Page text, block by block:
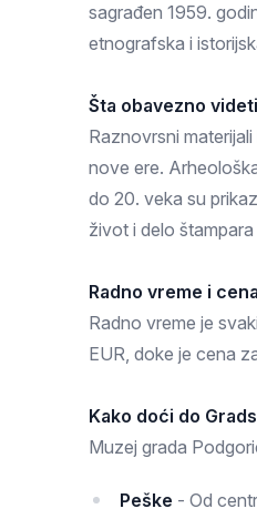
sagrađen 1959.
etnografska i
Šta obavezno
Raznovrsni
nove ere.
do 20. veka su
život i delo
Radno vreme i
Radno vreme je
EUR, doke je cena
Kako doći do
Muzej grada
Peške - Od